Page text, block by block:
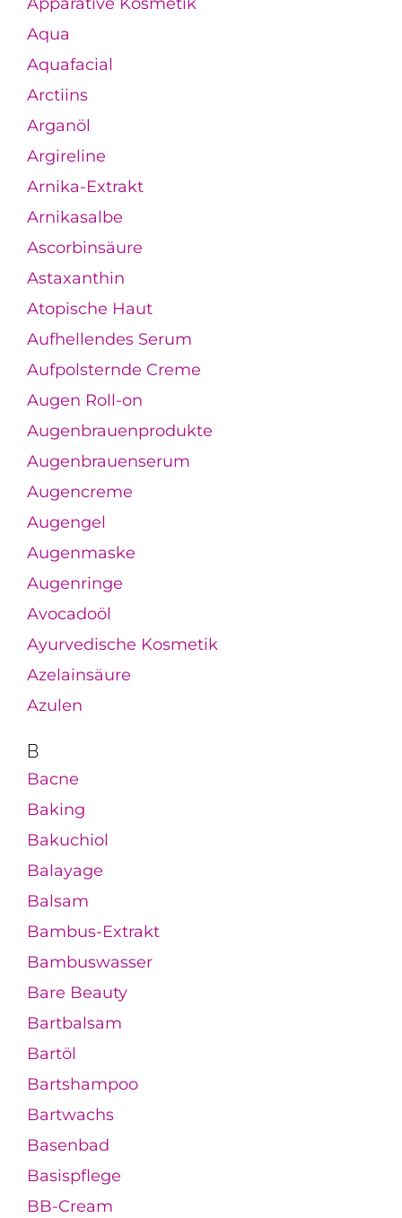
Aqua
Aquafacial
Arctiins
Arganöl
Argireline
Arnika-Extrakt
Arnikasalbe
Ascorbinsäure
Astaxanthin
Atopische Haut
Aufhellendes Serum
Aufpolsternde Creme
Augen Roll-on
Augenbrauenprodukte
Augenbrauenserum
Augencreme
Augengel
Augenmaske
Augenringe
Avocadoöl
Ayurvedische Kosmetik
Azelainsäure
Azulen
B
Bacne
Baking
Bakuchiol
Balayage
Balsam
Bambus-Extrakt
Bambuswasser
Bare Beauty
Bartbalsam
Bartöl
Bartshampoo
Bartwachs
Basenbad
Basispflege
BB-Cream